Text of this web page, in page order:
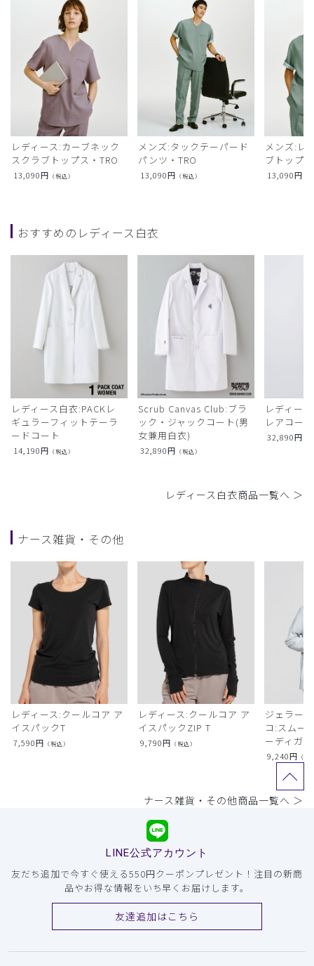
レディース:カーブネック
スクラブトップス・TRO
13,090円 （税込）
メンズ:タックテーパード
パンツ・TRO
13,090円 （税込）
メンズ:レ
ブトップ
13,090円
おすすめのレディース白衣
レディース白衣:PACKレ
ギュラーフィットテーラ
ードコート
14,190円 （税込）
Scrub Canvas Club:ブラ
ック・ジャックコート(男
女兼用白衣)
32,890円 （税込）
レディー
レアコート
32,890円
レディース白衣商品一覧へ ＞
ナース雑貨・その他
レディース:クールコア ア
イスパックT
7,590円 （税込）
レディース:クールコア ア
イスパックZIP T
9,790円 （税込）
ジェラー
コ:スムー
ーディガン
9,240円 （税
ナース雑貨・その他商品一覧へ ＞
LINE公式アカウント
友だち追加で今すぐ使える550円クーポンプレゼント！注目の新商
品やお得な情報をいち早くお届けします。
友達追加はこちら